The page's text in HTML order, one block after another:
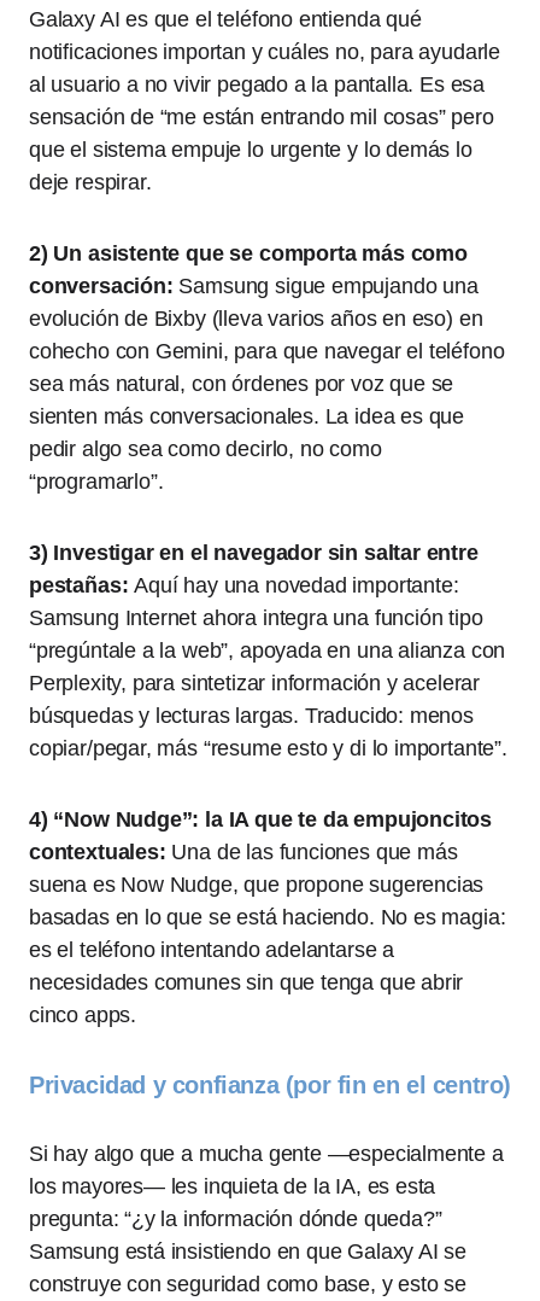
Galaxy AI es que el teléfono entienda qué
notificaciones importan y cuáles no, para ayudarle
al usuario a no vivir pegado a la pantalla. Es esa
sensación de “me están entrando mil cosas” pero
que el sistema empuje lo urgente y lo demás lo
deje respirar.
2) Un asistente que se comporta más como
conversación: Samsung sigue empujando una
evolución de Bixby (lleva varios años en eso) en
cohecho con Gemini, para que navegar el teléfono
sea más natural, con órdenes por voz que se
sienten más conversacionales. La idea es que
pedir algo sea como decirlo, no como
“programarlo”.
3) Investigar en el navegador sin saltar entre
pestañas:Aquí hay una novedad importante:
Samsung Internet ahora integra una función tipo
“pregúntale a la web”, apoyada en una alianza con
Perplexity, para sintetizar información y acelerar
búsquedas y lecturas largas. Traducido: menos
copiar/pegar, más “resume esto y di lo importante”.
4) “Now Nudge”: la IA que te da empujoncitos
contextuales: Una de las funciones que más
suena es Now Nudge, que propone sugerencias
basadas en lo que se está haciendo. No es magia:
es el teléfono intentando adelantarse a
necesidades comunes sin que tenga que abrir
cinco apps.
Privacidad y confianza (por fin en el centro)
Si hay algo que a mucha gente —especialmente a
los mayores— les inquieta de la IA, es esta
pregunta: “¿y la información dónde queda?”
Samsung está insistiendo en que Galaxy AI se
construye con seguridad como base, y esto se